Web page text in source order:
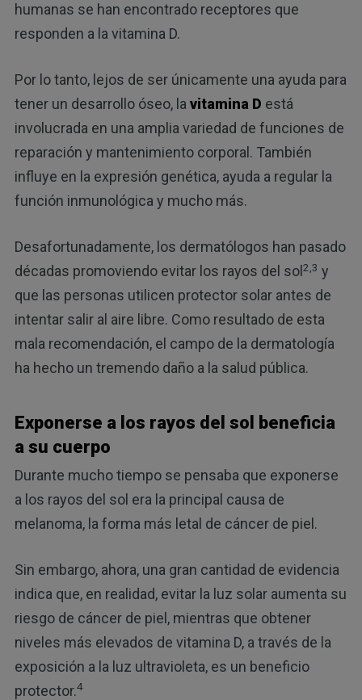
humanas se han encontrado receptores que
responden a la vitamina D.
Por lo tanto, lejos de ser únicamente una ayuda para
tener un desarrollo óseo, la vitamina D está
involucrada en una amplia variedad de funciones de
reparación y mantenimiento corporal. También
influye en la expresión genética, ayuda a regular la
función inmunológica y mucho más.
Desafortunadamente, los dermatólogos han pasado
décadas promoviendo evitar los rayos del sol 2,3 y
que las personas utilicen protector solar antes de
intentar salir al aire libre. Como resultado de esta
mala recomendación, el campo de la dermatología
ha hecho un tremendo daño a la salud pública.
Exponerse a los rayos del sol beneficia
a su cuerpo
Durante mucho tiempo se pensaba que exponerse
a los rayos del sol era la principal causa de
melanoma, la forma más letal de cáncer de piel.
Sin embargo, ahora, una gran cantidad de evidencia
indica que, en realidad, evitar la luz solar aumenta su
riesgo de cáncer de piel, mientras que obtener
niveles más elevados de vitamina D, a través de la
exposición a la luz ultravioleta, es un beneficio
protector.4